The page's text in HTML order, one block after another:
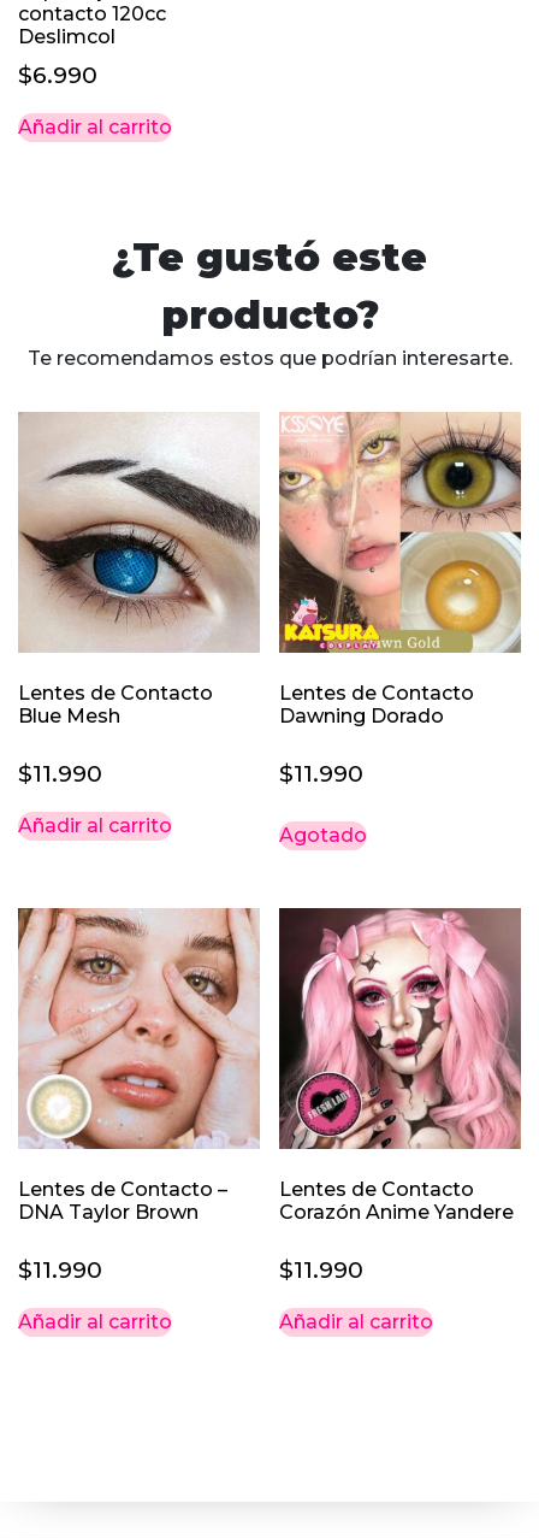
contacto 120cc
Deslimcol
$6.990
Añadir al carrito
¿Te gustó este
producto?
Te recomendamos estos que podrían interesarte.
Lentes de Contacto
Blue Mesh
$11.990
Añadir al carrito
Lentes de Contacto
Dawning Dorado
$11.990
Agotado
Lentes de Contacto –
DNA Taylor Brown
$11.990
Añadir al carrito
Lentes de Contacto
Corazón Anime Yandere
$11.990
Añadir al carrito